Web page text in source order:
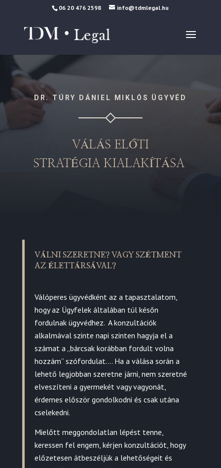
06 20 476 2598 info@tdmlegal.hu
DR. TÚRY DÁNIEL MIKLÓS ÜGYVÉD
VÁLÁS ELŐTI
STRATÉGIA KIALAKÍTÁSA
VÁLNI SZERETNE? VAGY SZÉTMENT
AZ ÉLETTÁRSÁVAL?
Válóperes ügyvédként az a tapasztalatom,
hogy az Ügyfelek általában túl későn
fordulnak ügyvédhez. A konzultációk
alkalmával szinte napi szinten hagyja el a
számat a „bárcsak korábban fordult volna
hozzám” szófordulat…. Ha a válása során a
lehető legjobban szeretne járni, nem szeretné
elveszíteni a gyermekét vagy vagyonát,
érdemes először gondolkodni és csak utána
cselekedni.
Mielőtt meggondolatlan lépést tenne,
keressen fel engem, kérjen konzultációt, hogy
előzetesen átbeszéljük a lehetőségeit és